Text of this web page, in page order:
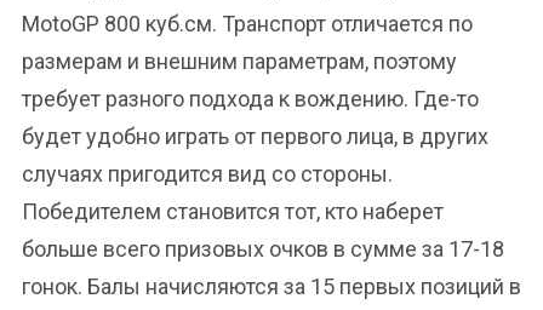
MotoGP 800 куб.см. Транспорт отличается по
размерам и внешним параметрам, поэтому
требует разного подхода к вождению. Где-то
будет удобно играть от первого лица, в других
случаях пригодится вид со стороны.
Победителем становится тот, кто наберет
больше всего призовых очков в сумме за 17-18
гонок. Балы начисляются за 15 первых позиций в